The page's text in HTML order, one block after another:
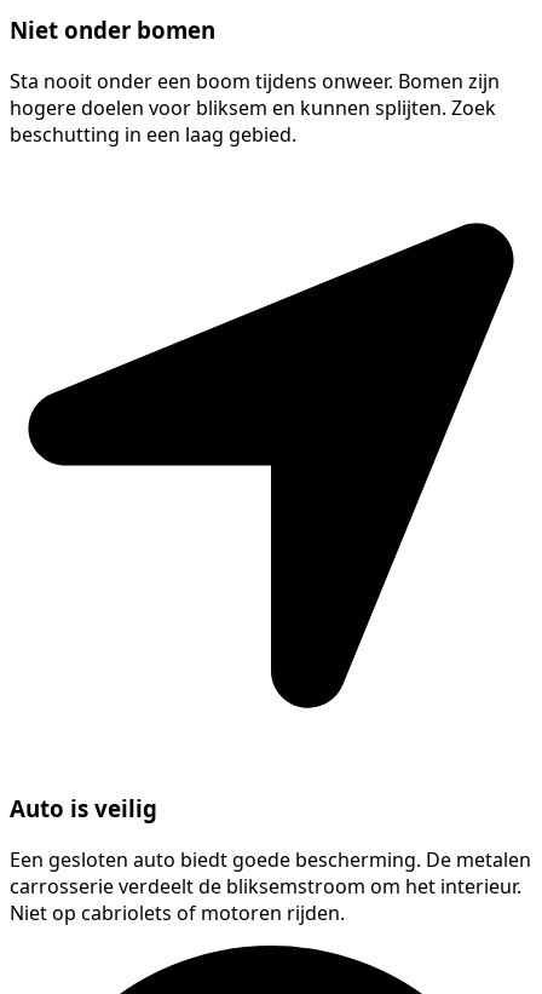
Niet onder bomen
Sta nooit onder een boom tijdens onweer. Bomen zijn
hogere doelen voor bliksem en kunnen splijten. Zoek
beschutting in een laag gebied.
Auto is veilig
Een gesloten auto biedt goede bescherming. De metalen
carrosserie verdeelt de bliksemstroom om het interieur.
Niet op cabriolets of motoren rijden.